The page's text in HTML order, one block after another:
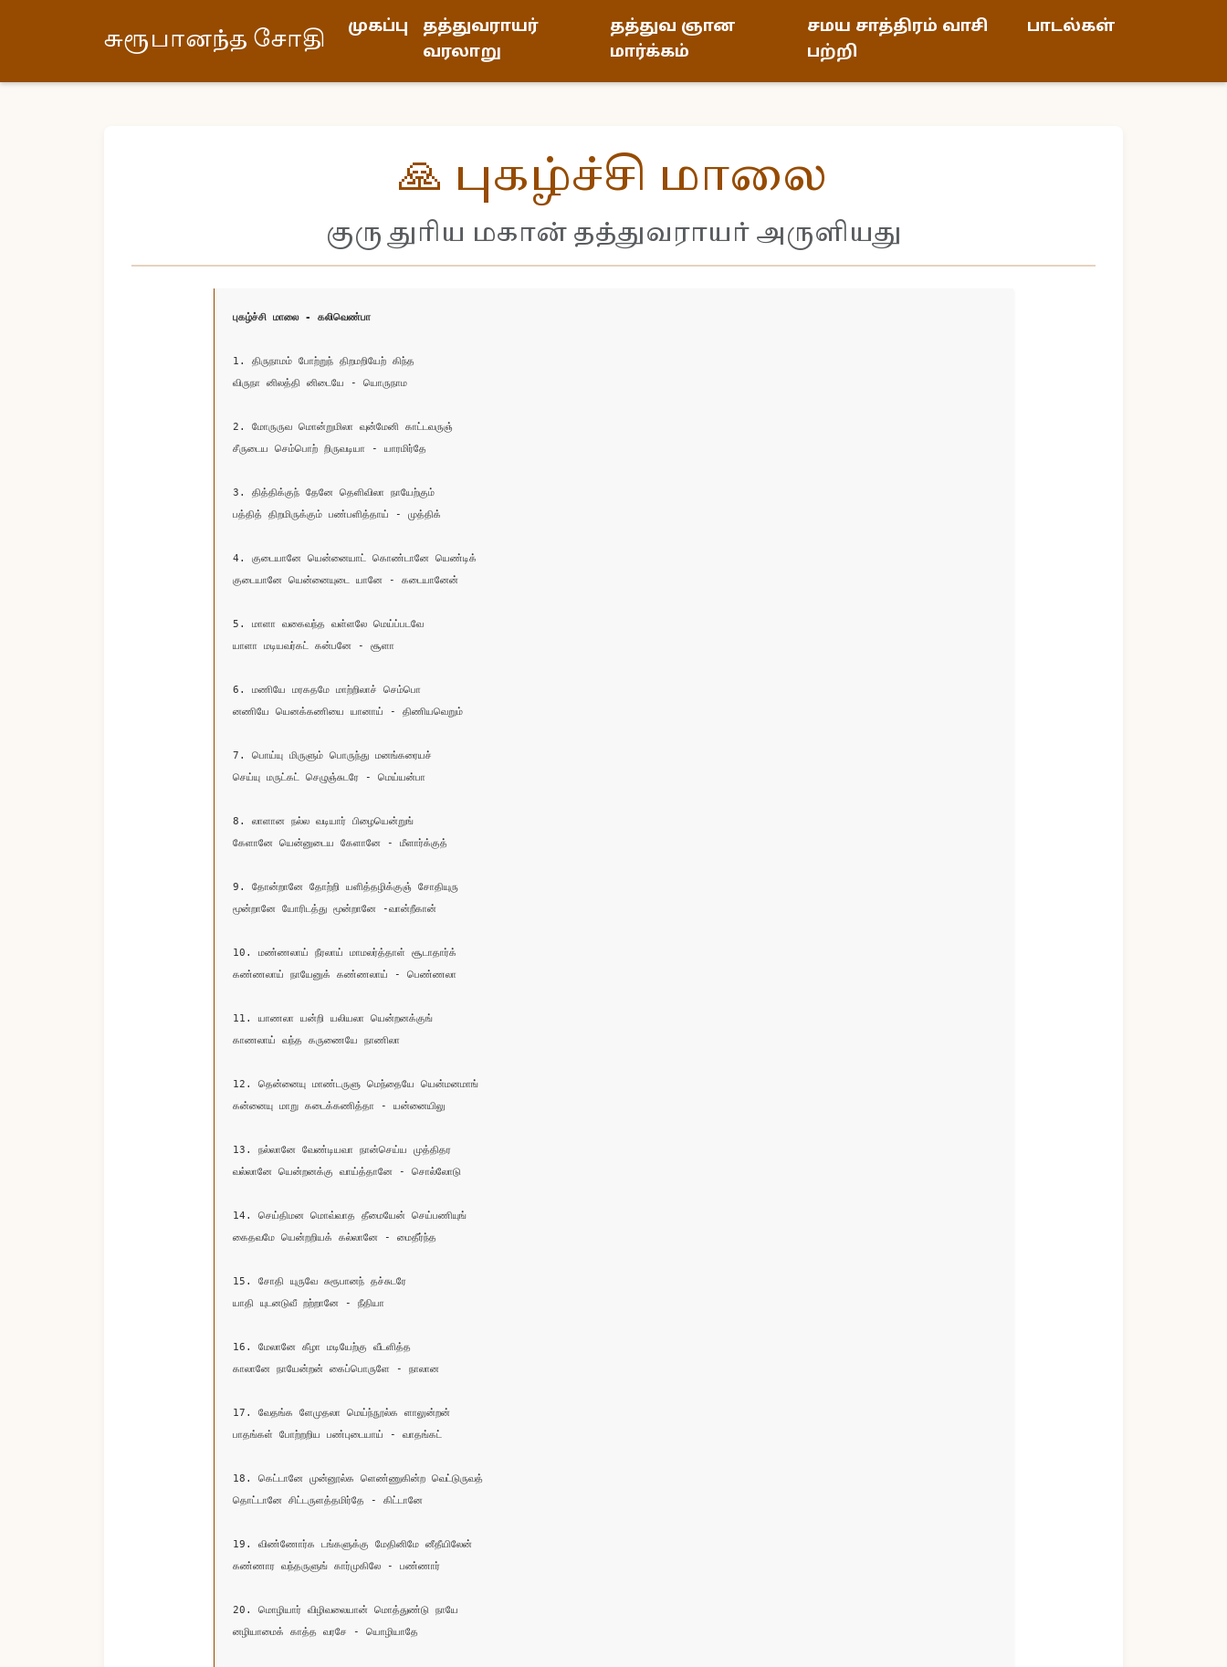
சுரூபானந்த சோதி
முகப்பு
தத்துவராயர்
வரலாறு
தத்துவ ஞான
மார்க்கம்
சமய சாத்திரம் வாசி
பற்றி
பாடல்கள்
🙏 புகழ்ச்சி மாலை
குரு துரிய மகான் தத்துவராயர் அருளியது
புகழ்ச்சி மாலை - கலிவெண்பா
1. திருநாமம் போற்றுந் திறமறியேற் கிந்த
விருநா னிலத்தி னிடையே - யொருநாம
2. மோருருவ மொன்றுமிலா வுன்மேனி காட்டவருஞ்
சீருடைய செம்பொற் றிருவடியா - யாரமிர்தே
3. தித்திக்குந் தேனே தெளிவிலா நாயேற்கும்
பத்தித் திறமிருக்கும் பண்பளித்தாய் - முத்திக்
4. குடையானே யென்னையாட் கொண்டானே யெண்டிக்
குடையானே யென்னையுடை யானே - கடையானேன்
5. மாளா வகைவந்த வள்ளலே மெய்ப்படவே
யாளா மடியவர்கட் கன்பனே - சூளா
6. மணியே மரகதமே மாற்றிலாச் செம்பொ
னணியே யெனக்கணியை யானாய் - திணியவெறும்
7. பொய்யு மிருளும் பொருந்து மனங்கரையச்
செய்யு மருட்கட் செழுஞ்சுடரே - மெய்யன்பா
8. லாளான நல்ல வடியார் பிழையென்றுங்
கேளானே யென்னுடைய கேளானே - மீளார்க்குத்
9. தோன்றானே தோற்றி யளித்தழிக்குஞ் சோதியுரு
மூன்றானே யோரிடத்து மூன்றானே -வான்றீகான்
10. மண்ணலாய் நீரலாய் மாமலர்த்தாள் சூடாதார்க்
கண்ணலாய் நாயேனுக் கண்ணலாய் - பெண்ணலா
11. யாணலா யன்றி யலியலா யென்றனக்குங்
காணலாய் வந்த கருணையே நாணிலா
12. தென்னையு மாண்டருளு மெந்தையே யென்மனமாங்
கன்னையு மாறு கடைக்கணித்தா - யன்னையிலு
13. நல்லானே வேண்டியவா நான்செய்ய முத்திதர
வல்லானே யென்றனக்கு வாய்த்தானே - சொல்லோடு
14. செய்திமன மொவ்வாத தீமையேன் செய்பணியுங்
கைதவமே யென்றறியக் கல்லானே - மைதீர்ந்த
15. சோதி யுருவே சுரூபானந் தச்சுடரே
யாதி யுடனடுவீ றற்றானே - நீதியா
16. மேலானே கீழா மடியேற்கு வீடளித்த
காலானே நாயேன்றன் கைப்பொருளே - நாலான
17. வேதங்க ளேமுதலா மெய்ந்நூல்க ளாலுன்றன்
பாதங்கள் போற்றறிய பண்புடையாய் - வாதங்கட்
18. கெட்டானே முன்னூல்க ளெண்ணுகின்ற வெட்டுருவத்
தொட்டானே சிட்டருளத்தமிர்தே - கிட்டானே
19. விண்ணோர்க டங்களுக்கு மேதினிமே னீதீயிலேன்
கண்ணார வந்தருளுங் கார்முகிலே - பண்ணார்
20. மொழியார் விழிவலையான் மொத்துண்டு நாயே
னழியாமைக் காத்த வரசே - யொழியாதே